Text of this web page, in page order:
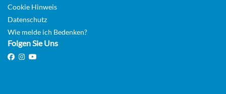
Cookie Hinweis
Datenschutz
Wie melde ich Bedenken?
Folgen Sie Uns